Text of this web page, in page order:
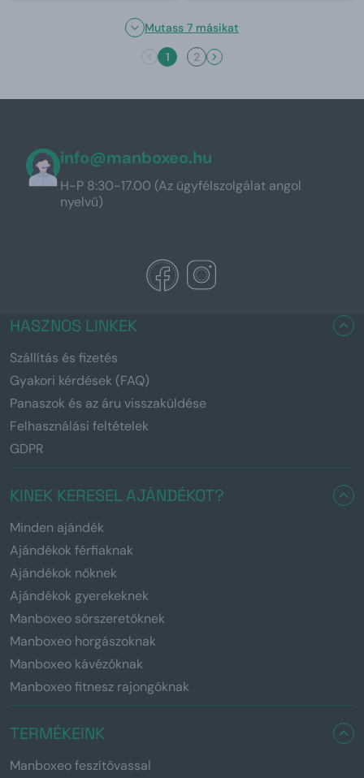
Mutass 7 másikat
1
2
info@manboxeo.hu
H-P 8:30-17.00 (Az ügyfélszolgálat angol
nyelvű)
HASZNOS LINKEK
Szállítás és fizetés
Gyakori kérdések (FAQ)
Panaszok és az áru visszaküldése
Felhasználási feltételek
GDPR
KINEK KERESEL AJÁNDÉKOT?
Minden ajándék
Ajándékok férfiaknak
Ajándékok nőknek
Ajándékok gyerekeknek
Manboxeo sörszeretőknek
Manboxeo horgászoknak
Manboxeo kávézóknak
Manboxeo fitnesz rajongóknak
TERMÉKEINK
Manboxeo feszítővassal